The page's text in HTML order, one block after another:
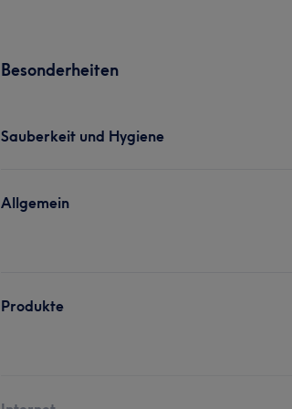
Besonderheiten
Sauberkeit und Hygiene
Allgemein
Produkte